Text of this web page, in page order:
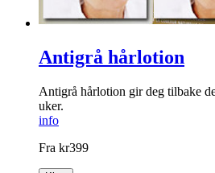
Antigrå hårlotion
Antigrå hårlotion gir deg tilbake
uker.
info
Fra kr399